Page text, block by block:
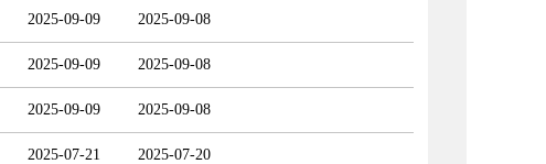
2025-09-09 2025-09-08
2025-09-09 2025-09-08
2025-09-09 2025-09-08
2025-07-21 2025-07-20